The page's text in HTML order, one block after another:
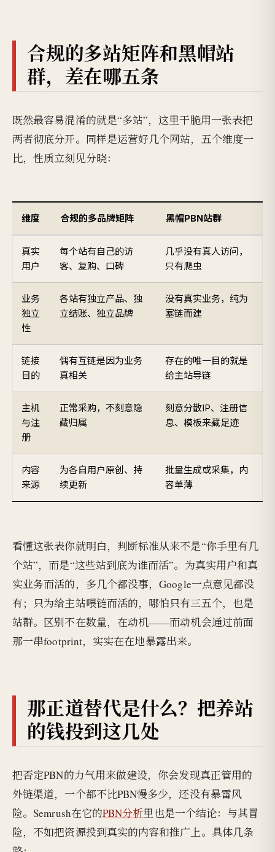
合规的多站矩阵和黑帽站
群，差在哪五条
既然最容易混淆的就是“多站”，这里干脆用一张表把
两者彻底分开。同样是运营好几个网站，五个维度一
比，性质立刻见分晓：
维度 合规的多品牌矩阵 黑帽PBN站群
真实
用户
每个站有自己的访
客、复购、口碑
几乎没有真人访问，
只有爬虫
业务
独立
性
各站有独立产品、独
立结账、独立品牌
没有真实业务，纯为
塞链而建
链接
目的
偶有互链是因为业务
真相关
存在的唯一目的就是
给主站导链
主机
与注
册
正常采购，不刻意隐
藏归属
刻意分散IP、注册信
息、模板来藏足迹
内容
来源
为各自用户原创、持
续更新
批量生成或采集，内
容单薄
看懂这张表你就明白，判断标准从来不是“你手里有几
个站”，而是“这些站到底为谁而活”。为真实用户和真
实业务而活的，多几个都没事，Google一点意见都没
有；只为给主站喂链而活的，哪怕只有三五个，也是
站群。区别不在数量，在动机——而动机会通过前面
那一串footprint，实实在在地暴露出来。
那正道替代是什么？把养站
的钱投到这几处
把否定PBN的力气用来做建设，你会发现真正管用的
外链渠道，一个都不比PBN慢多少，还没有暴雷风
险。Semrush在它的PBN分析里也是一个结论：与其冒
险，不如把资源投到真实的内容和推广上。具体几条